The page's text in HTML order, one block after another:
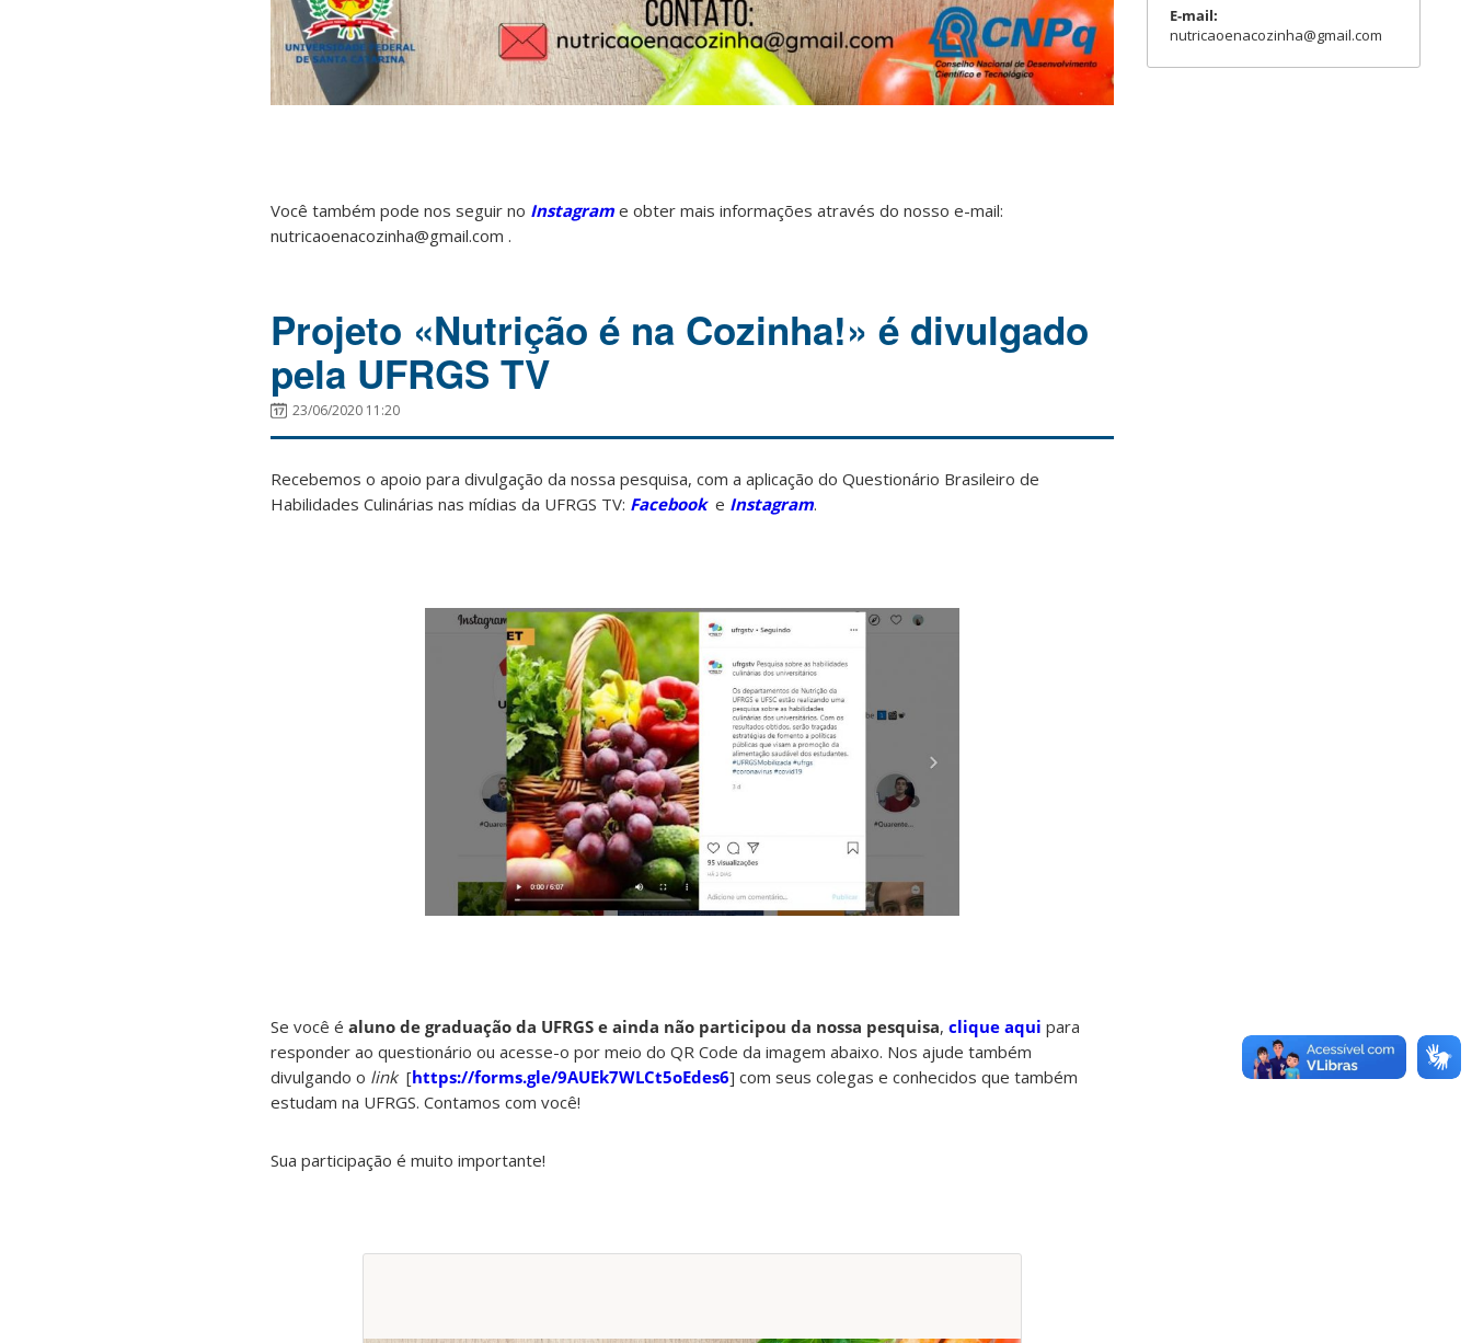
Você também pode nos seguir no Instagram e obter mais informações através do nosso e-mail:
nutricaoenacozinha@gmail.com .
Projeto «Nutrição é na Cozinha!» é divulgado
pela UFRGS TV
23/06/2020 11:20
Recebemos o apoio para divulgação da nossa pesquisa, com a aplicação do Questionário Brasileiro de
Habilidades Culinárias nas mídias da UFRGS TV: Facebook e Instagram.
Se você é aluno de graduação da UFRGS e ainda não participou da nossa pesquisa, clique aqui para
responder ao questionário ou acesse-o por meio do QR Code da imagem abaixo. Nos ajude também
divulgando o link[https://forms.gle/9AUEk7WLCt5oEdes6] com seus colegas e conhecidos que também
estudam na UFRGS. Contamos com você!
Sua participação é muito importante!
E-mail:
nutricaoenacozinha@gmail.com